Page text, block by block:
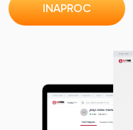
INAPROC